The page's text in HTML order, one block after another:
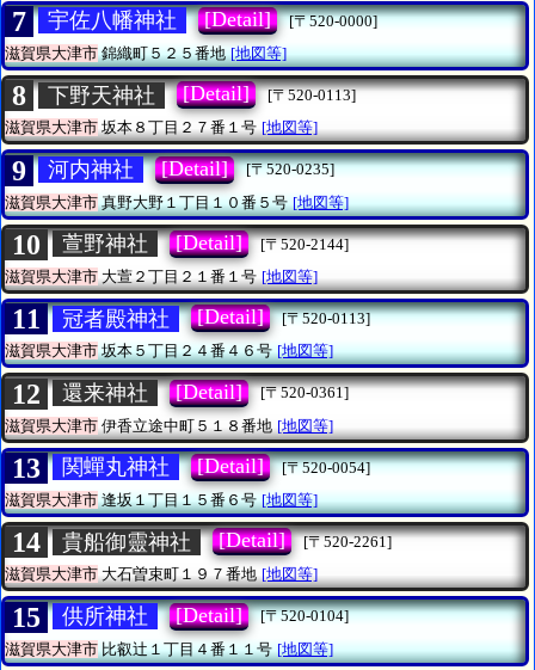
7 宇佐八幡神社 [Detail]
[〒520-0000]
滋賀県大津市錦織町５２５番地 [地図等]
8 下野天神社 [Detail]
[〒520-0113]
滋賀県大津市坂本８丁目２７番１号 [地図等]
9 河内神社 [Detail]
[〒520-0235]
滋賀県大津市真野大野１丁目１０番５号 [地図等]
10 萱野神社 [Detail]
[〒520-2144]
滋賀県大津市 大萱２丁目２１番１号 [地図等]
11 冠者殿神社 [Detail]
[〒520-0113]
滋賀県大津市坂本５丁目２４番４６号 [地図等]
12 還来神社 [Detail]
[〒520-0361]
滋賀県大津市 伊香立途中町５１８番地 [地図等]
13 関蟬丸神社 [Detail]
[〒520-0054]
滋賀県大津市逢坂１丁目１５番６号 [地図等]
14 貴船御靈神社 [Detail]
[〒520-2261]
滋賀県大津市大石曽束町１９７番地 [地図等]
15 供所神社 [Detail]
[〒520-0104]
滋賀県大津市比叡辻１丁目４番１１号 [地図等]